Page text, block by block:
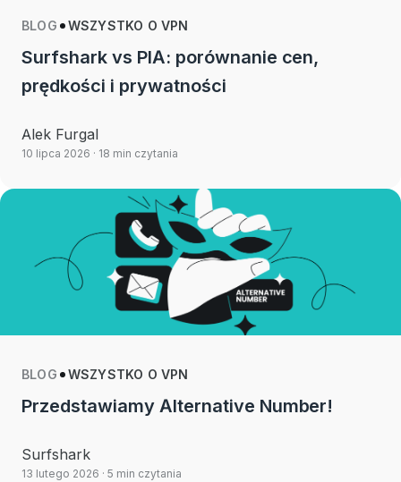
BLOG WSZYSTKO O VPN
Surfshark vs PIA: porównanie cen,
prędkości i prywatności
Alek Furgal
10 lipca 2026 · 18 min czytania
BLOG WSZYSTKO O VPN
Przedstawiamy Alternative Number!
Surfshark
13 lutego 2026 · 5 min czytania